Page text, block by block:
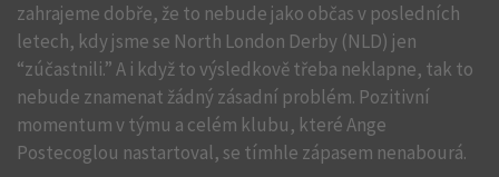
zahrajeme dobře, že to nebude jako občas v posledních
letech, kdy jsme se North London Derby (NLD) jen
“zúčastnili.” A i když to výsledkově třeba neklapne, tak to
nebude znamenat žádný zásadní problém. Pozitivní
momentum v týmu a celém klubu, které Ange
Postecoglou nastartoval, se tímhle zápasem nenabourá.